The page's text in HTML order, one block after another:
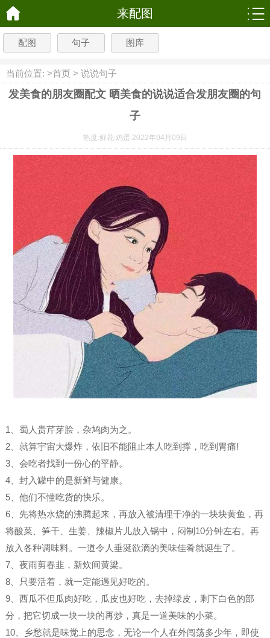
来配图
配图 句子 图库
当前位置: >首页 > 说说句子
发美食的朋友圈配文 晒美食的说说适合发朋友圈的句
子
热度:鲜花:鸡蛋:2022年04月09日
1、蜀人贵芹芽脍，杂鸠肉为之。
2、就算宇宙大爆炸，依旧不能阻止本人吃到撑，吃到胃痛!
3、会吃者找到一份心的平静。
4、封入罐中的是新鲜与健康。
5、他们不懂吃货的快乐。
6、先将热水烧的沸腾起来，再放入被清理干净的一块块黄鱼，再
将酸菜、笋干、生姜、辣椒片儿放入锅中，闷制10分钟左右。再
放入各种调味料。一道令人垂涎欲滴的美味佳肴就诞生了。
7、夜雨剪春韭，新炊间黄梁。
8、只要活着，就一定能遇见好吃的。
9、西瓜不但瓜肉好吃，瓜皮也好吃，去掉绿皮，剩下白色的部
分，把它切成一块一块的再炒，真是一道美味的小菜。
10、乡愁就是味觉上的思念，无论一个人在外闯荡多少年，即使